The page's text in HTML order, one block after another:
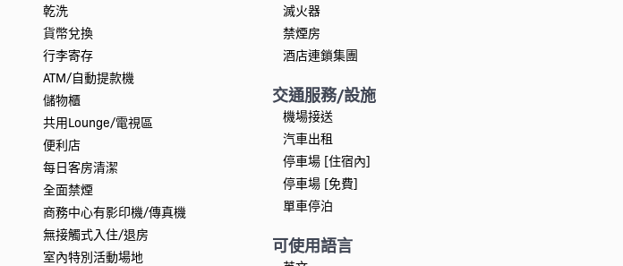
乾洗
貨幣兌換
行李寄存
ATM/自動提款機
儲物櫃
共用Lounge/電視區
便利店
每日客房清潔
全面禁煙
商務中心有影印機/傳真機
無接觸式入住/退房
室內特別活動場地
滅火器
禁煙房
酒店連鎖集團
交通服務/設施
機場接送
汽車出租
停車場 [住宿內]
停車場 [免費]
單車停泊
可使用語言